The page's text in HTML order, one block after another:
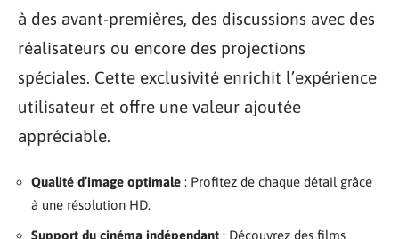
à des avant-premières, des discussions avec des
réalisateurs ou encore des projections
spéciales. Cette exclusivité enrichit l’expérience
utilisateur et offre une valeur ajoutée
appréciable.
Qualité d’image optimale : Profitez de chaque détail grâce
à une résolution HD.
Support du cinéma indépendant : Découvrez des films